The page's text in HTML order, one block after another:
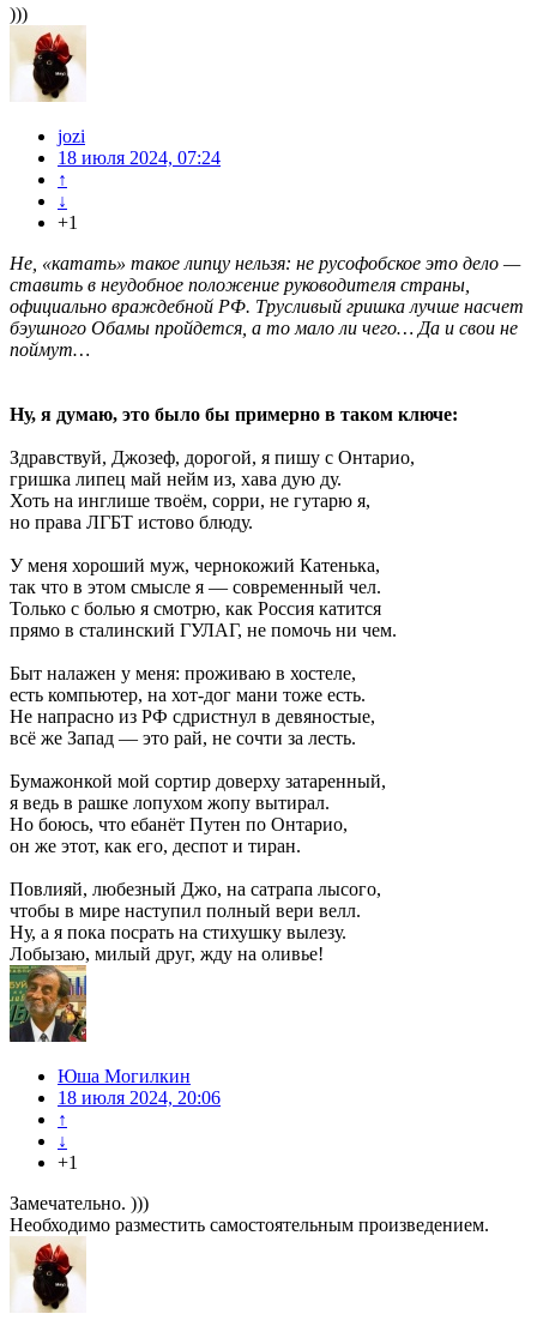
)))
jozi
18 июля 2024, 07:24
↑
↓
+1
Не, «катать» такое липцу нельзя: не русофобское это дело —
ставить в неудобное положение руководителя страны,
официально враждебной РФ. Трусливый гришка лучше насчет
бэушного Обамы пройдется, а то мало ли чего… Да и свои не
поймут…
Ну, я думаю, это было бы примерно в таком ключе:
Здравствуй, Джозеф, дорогой, я пишу с Онтарио,
гришка липец май нейм из, хава дую ду.
Хоть на инглише твоём, сорри, не гутарю я,
но права ЛГБТ истово блюду.
У меня хороший муж, чернокожий Катенька,
так что в этом смысле я — современный чел.
Только с болью я смотрю, как Россия катится
прямо в сталинский ГУЛАГ, не помочь ни чем.
Быт налажен у меня: проживаю в хостеле,
есть компьютер, на хот-дог мани тоже есть.
Не напрасно из РФ сдристнул в девяностые,
всё же Запад — это рай, не сочти за лесть.
Бумажонкой мой сортир доверху затаренный,
я ведь в рашке лопухом жопу вытирал.
Но боюсь, что ебанёт Путен по Онтарио,
он же этот, как его, деспот и тиран.
Повлияй, любезный Джо, на сатрапа лысого,
чтобы в мире наступил полный вери велл.
Ну, а я пока посрать на стихушку вылезу.
Лобызаю, милый друг, жду на оливье!
Юша Могилкин
18 июля 2024, 20:06
↑
↓
+1
Замечательно. )))
Необходимо разместить самостоятельным произведением.